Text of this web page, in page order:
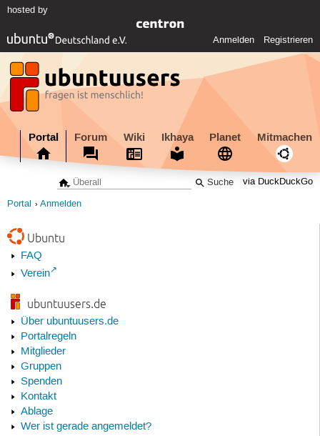
hosted by
Anmelden Registrieren
Portal Forum Wiki Ikhaya Planet Mitmachen
via DuckDuckGo
Portal Anmelden
Ubuntu
FAQ
Verein
ubuntuusers.de
Über ubuntuusers.de
Portalregeln
Mitglieder
Gruppen
Spenden
Kontakt
Ablage
Wer ist gerade angemeldet?